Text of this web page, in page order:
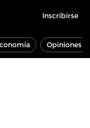
Inscribirse
Opiniones